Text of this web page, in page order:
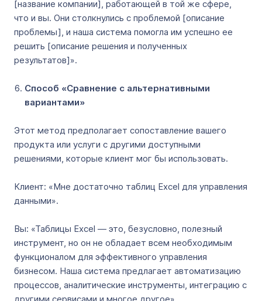
[название компании], работающей в той же сфере,
что и вы. Они столкнулись с проблемой [описание
проблемы], и наша система помогла им успешно ее
решить [описание решения и полученных
результатов]».
Способ «Сравнение с альтернативными
вариантами»
Этот метод предполагает сопоставление вашего
продукта или услуги с другими доступными
решениями, которые клиент мог бы использовать.
Клиент: «Мне достаточно таблиц Excel для управления
данными».
Вы: «Таблицы Excel ― это, безусловно, полезный
инструмент, но он не обладает всем необходимым
функционалом для эффективного управления
бизнесом. Наша система предлагает автоматизацию
процессов, аналитические инструменты, интеграцию с